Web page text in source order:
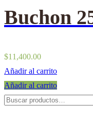
Buchon
$11,400.00
Añadir al carrito
Añadir al carrito
Buscar